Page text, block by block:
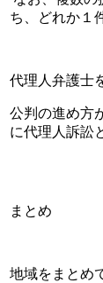
ち、どれか１
代理人弁護士
公判の進め方
に代理人訴訟
まとめ
地域をまとめ